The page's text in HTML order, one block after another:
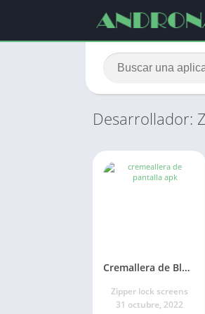
Desarrollador:
Cremallera de Bloqueo
Zipper lock screens
31 octubre, 2022